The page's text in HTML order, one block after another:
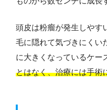
頭皮は粉瘤が発生しやす
毛に隠れて気づきにくい
に大きくなっているケー
とはなく、治療には手術